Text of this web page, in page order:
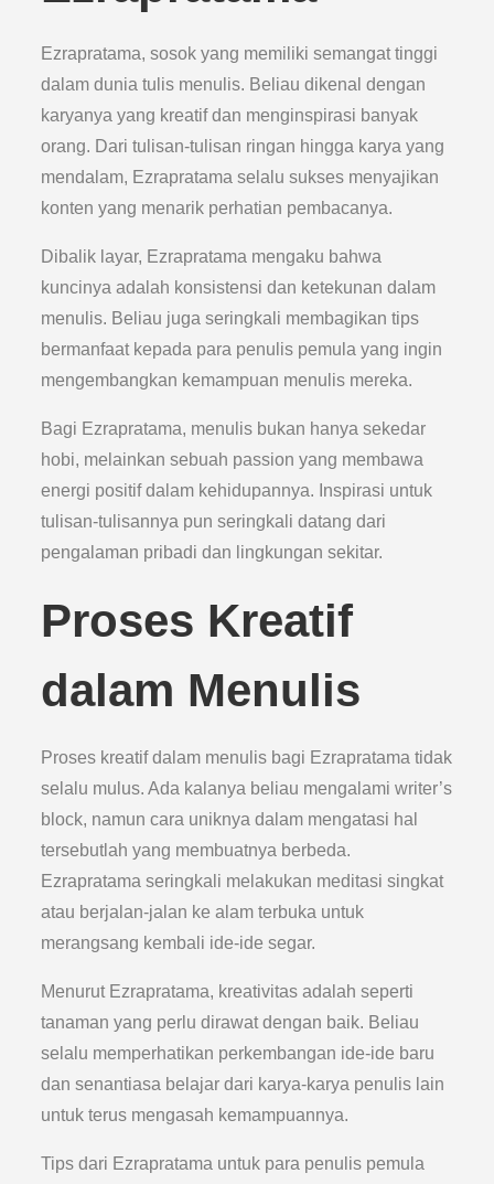
Ezrapratama, sosok yang memiliki semangat tinggi
dalam dunia tulis menulis. Beliau dikenal dengan
karyanya yang kreatif dan menginspirasi banyak
orang. Dari tulisan-tulisan ringan hingga karya yang
mendalam, Ezrapratama selalu sukses menyajikan
konten yang menarik perhatian pembacanya.
Dibalik layar, Ezrapratama mengaku bahwa
kuncinya adalah konsistensi dan ketekunan dalam
menulis. Beliau juga seringkali membagikan tips
bermanfaat kepada para penulis pemula yang ingin
mengembangkan kemampuan menulis mereka.
Bagi Ezrapratama, menulis bukan hanya sekedar
hobi, melainkan sebuah passion yang membawa
energi positif dalam kehidupannya. Inspirasi untuk
tulisan-tulisannya pun seringkali datang dari
pengalaman pribadi dan lingkungan sekitar.
Proses Kreatif
dalam Menulis
Proses kreatif dalam menulis bagi Ezrapratama tidak
selalu mulus. Ada kalanya beliau mengalami writer’s
block, namun cara uniknya dalam mengatasi hal
tersebutlah yang membuatnya berbeda.
Ezrapratama seringkali melakukan meditasi singkat
atau berjalan-jalan ke alam terbuka untuk
merangsang kembali ide-ide segar.
Menurut Ezrapratama, kreativitas adalah seperti
tanaman yang perlu dirawat dengan baik. Beliau
selalu memperhatikan perkembangan ide-ide baru
dan senantiasa belajar dari karya-karya penulis lain
untuk terus mengasah kemampuannya.
Tips dari Ezrapratama untuk para penulis pemula